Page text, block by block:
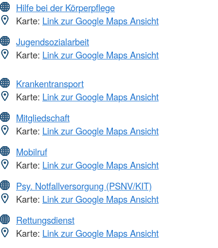
Hilfe bei der Körperpflege
Karte: Link zur Google Maps Ansicht
Jugendsozialarbeit
Karte: Link zur Google Maps Ansicht
Krankentransport
Karte: Link zur Google Maps Ansicht
Mitgliedschaft
Karte: Link zur Google Maps Ansicht
Mobilruf
Karte: Link zur Google Maps Ansicht
Psy. Notfallversorgung (PSNV/KIT)
Karte: Link zur Google Maps Ansicht
Rettungsdienst
Karte: Link zur Google Maps Ansicht